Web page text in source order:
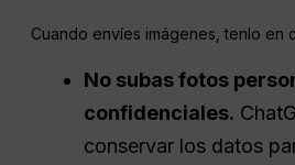
Cuando envíes imágenes, tenlo en
No subas fotos
confidenciales.
conservar los datos